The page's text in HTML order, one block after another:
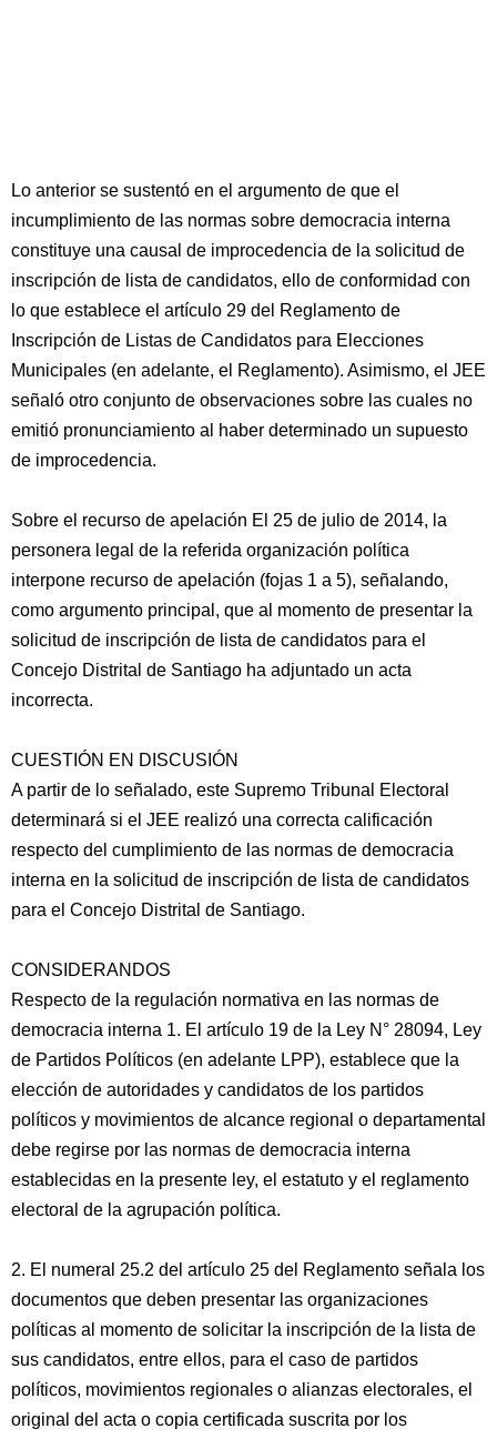
Lo anterior se sustentó en el argumento de que el
incumplimiento de las normas sobre democracia interna
constituye una causal de improcedencia de la solicitud de
inscripción de lista de candidatos, ello de conformidad con
lo que establece el artículo 29 del Reglamento de
Inscripción de Listas de Candidatos para Elecciones
Municipales (en adelante, el Reglamento). Asimismo, el JEE
señaló otro conjunto de observaciones sobre las cuales no
emitió pronunciamiento al haber determinado un supuesto
de improcedencia.
Sobre el recurso de apelación El 25 de julio de 2014, la
personera legal de la referida organización política
interpone recurso de apelación (fojas 1 a 5), señalando,
como argumento principal, que al momento de presentar la
solicitud de inscripción de lista de candidatos para el
Concejo Distrital de Santiago ha adjuntado un acta
incorrecta.
CUESTIÓN EN DISCUSIÓN
A partir de lo señalado, este Supremo Tribunal Electoral
determinará si el JEE realizó una correcta calificación
respecto del cumplimiento de las normas de democracia
interna en la solicitud de inscripción de lista de candidatos
para el Concejo Distrital de Santiago.
CONSIDERANDOS
Respecto de la regulación normativa en las normas de
democracia interna 1. El artículo 19 de la Ley N° 28094, Ley
de Partidos Políticos (en adelante LPP), establece que la
elección de autoridades y candidatos de los partidos
políticos y movimientos de alcance regional o departamental
debe regirse por las normas de democracia interna
establecidas en la presente ley, el estatuto y el reglamento
electoral de la agrupación política.
2. El numeral 25.2 del artículo 25 del Reglamento señala los
documentos que deben presentar las organizaciones
políticas al momento de solicitar la inscripción de la lista de
sus candidatos, entre ellos, para el caso de partidos
políticos, movimientos regionales o alianzas electorales, el
original del acta o copia certificada suscrita por los